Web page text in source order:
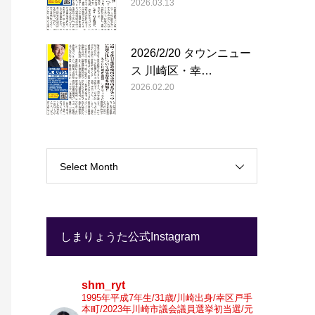
2026.03.13
2026/2/20 タウンニュー
ス 川崎区・幸…
2026.02.20
Select Month
しまりょうた公式Instagram
shm_ryt
1995年平成7年生/31歳/川崎出身/幸区戸手
本町/2023年川崎市議会議員選挙初当選/元